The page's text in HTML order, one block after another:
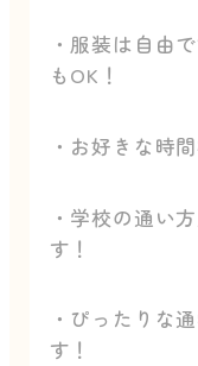
・服装は自由
もOK！
・お好きな時
・学校の通い
す！
・ぴったりな
す！